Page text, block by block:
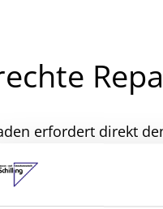
erfordert direkt
und kosteneffizient
davon, ob